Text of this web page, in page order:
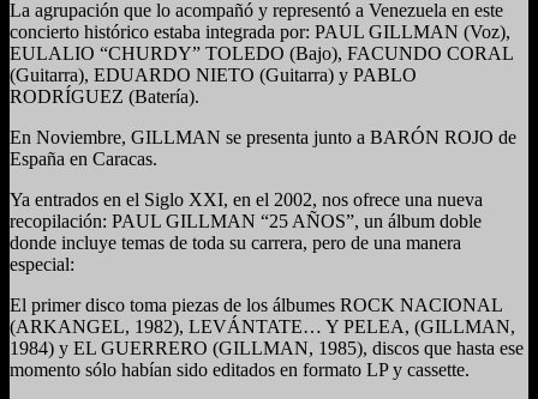
La agrupación que lo acompañó y representó a Venezuela en este
concierto histórico estaba integrada por: PAUL GILLMAN (Voz),
EULALIO “CHURDY” TOLEDO (Bajo), FACUNDO CORAL
(Guitarra), EDUARDO NIETO (Guitarra) y PABLO
RODRÍGUEZ (Batería).
En Noviembre, GILLMAN se presenta junto a BARÓN ROJO de
España en Caracas.
Ya entrados en el Siglo XXI, en el 2002, nos ofrece una nueva
recopilación: PAUL GILLMAN “25 AÑOS”, un álbum doble
donde incluye temas de toda su carrera, pero de una manera
especial:
El primer disco toma piezas de los álbumes ROCK NACIONAL
(ARKANGEL, 1982), LEVÁNTATE… Y PELEA, (GILLMAN,
1984) y EL GUERRERO (GILLMAN, 1985), discos que hasta ese
momento sólo habían sido editados en formato LP y cassette.